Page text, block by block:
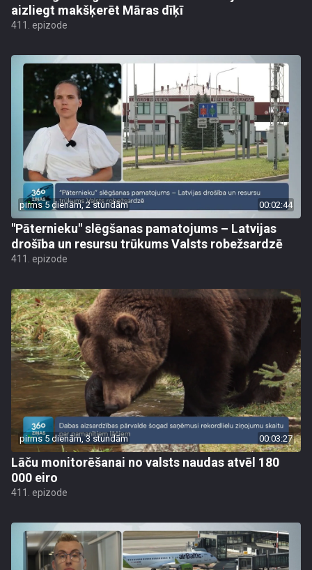
aizliegt makšķerēt Māras dīķī
411. epizode
pirms 5 dienām, 2 stundām 00:02:44
"Pāternieku" slēgšanas pamatojums – Latvijas
drošība un resursu trūkums Valsts robežsardzē
411. epizode
pirms 5 dienām, 3 stundām 00:03:27
Lāču monitorēšanai no valsts naudas atvēl 180
000 eiro
411. epizode